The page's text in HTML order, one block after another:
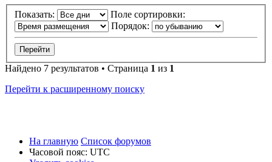
Показать:
Поле сортировки:
Порядок:
Найдено 7 результатов • Страница 1 из 1
Перейти к расширенному поиску
На главную Список форумов
Часовой пояс: UTC